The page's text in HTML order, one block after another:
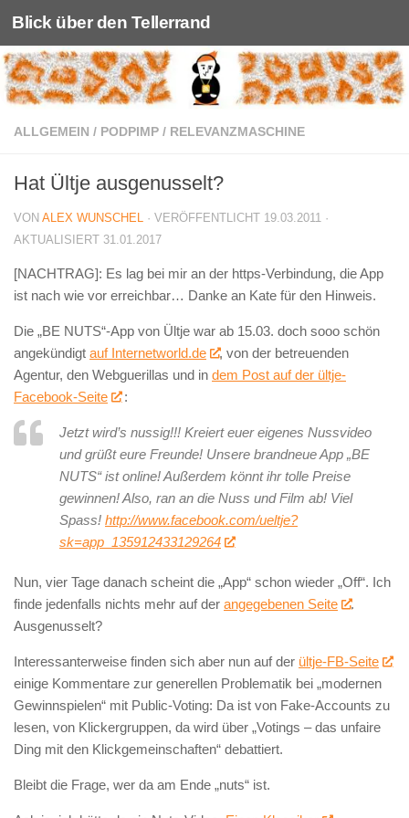
Unter dem Inhalt
Blick über den Tellerrand
ALLGEMEIN / PODPIMP / RELEVANZMASCHINE
Hat Ültje ausgenusselt?
VON ALEX WUNSCHEL · VERÖFFENTLICHT 19.03.2011 ·
AKTUALISIERT 31.01.2017
[NACHTRAG]: Es lag bei mir an der https-Verbindung, die App
ist nach wie vor erreichbar… Danke an Kate für den Hinweis.
Die „BE NUTS“-App von Ültje war ab 15.03. doch sooo schön
angekündigt auf Internetworld.de
, von der betreuenden
Agentur, den Webguerillas und in dem Post auf der ültje-
Facebook-Seite
:
Jetzt wird’s nussig!!! Kreiert euer eigenes Nussvideo
und grüßt eure Freunde! Unsere brandneue App „BE
NUTS“ ist online! Außerdem könnt ihr tolle Preise
gewinnen! Also, ran an die Nuss und Film ab! Viel
Spass! http://www.facebook.com/ueltje?
sk=app_135912433129264
Nun, vier Tage danach scheint die „App“ schon wieder „Off“. Ich
finde jedenfalls nichts mehr auf der angegebenen Seite
.
Ausgenusselt?
Interessanterweise finden sich aber nun auf der ültje-FB-Seite
einige Kommentare zur generellen Problematik bei „modernen
Gewinnspielen“ mit Public-Voting: Da ist von Fake-Accounts zu
lesen, von Klickergruppen, da wird über „Votings – das unfaire
Ding mit den Klickgemeinschaften“ debattiert.
Bleibt die Frage, wer da am Ende „nuts“ ist.